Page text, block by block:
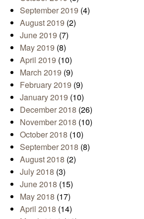
September 2019 (4)
August 2019 (2)
June 2019 (7)
May 2019 (8)
April 2019 (10)
March 2019 (9)
February 2019 (9)
January 2019 (10)
December 2018 (26)
November 2018 (10)
October 2018 (10)
September 2018 (8)
August 2018 (2)
July 2018 (3)
June 2018 (15)
May 2018 (17)
April 2018 (14)